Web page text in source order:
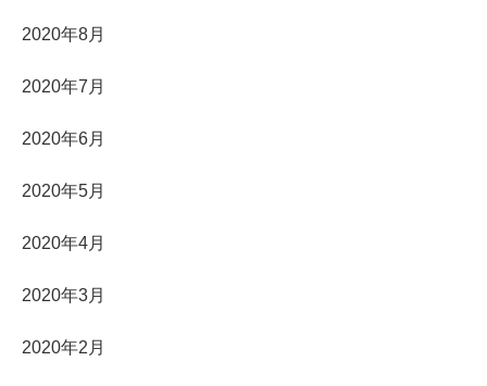
2020年8月
2020年7月
2020年6月
2020年5月
2020年4月
2020年3月
2020年2月